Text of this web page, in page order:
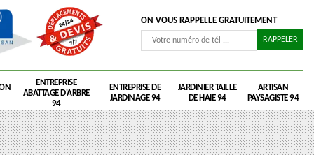
ON VOUS RAPPELLE GRATUITEMENT
ENTREPRISE
ABATTAGE D'ARBRE
94
ENTREPRISE DE
JARDINAGE 94
JARDINIER TAILLE
DE HAIE 94
ARTISAN
PAYSAGISTE 94